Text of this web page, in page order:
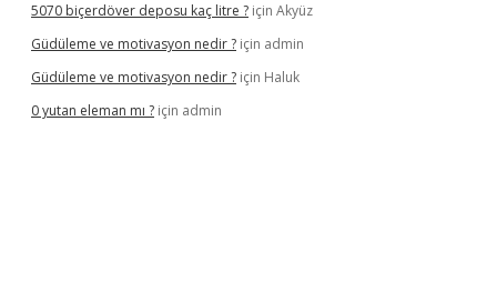
5070 biçerdöver deposu kaç litre ? için Akyüz
Güdüleme ve motivasyon nedir ? için admin
Güdüleme ve motivasyon nedir ? için Haluk
0 yutan eleman mı ? için admin